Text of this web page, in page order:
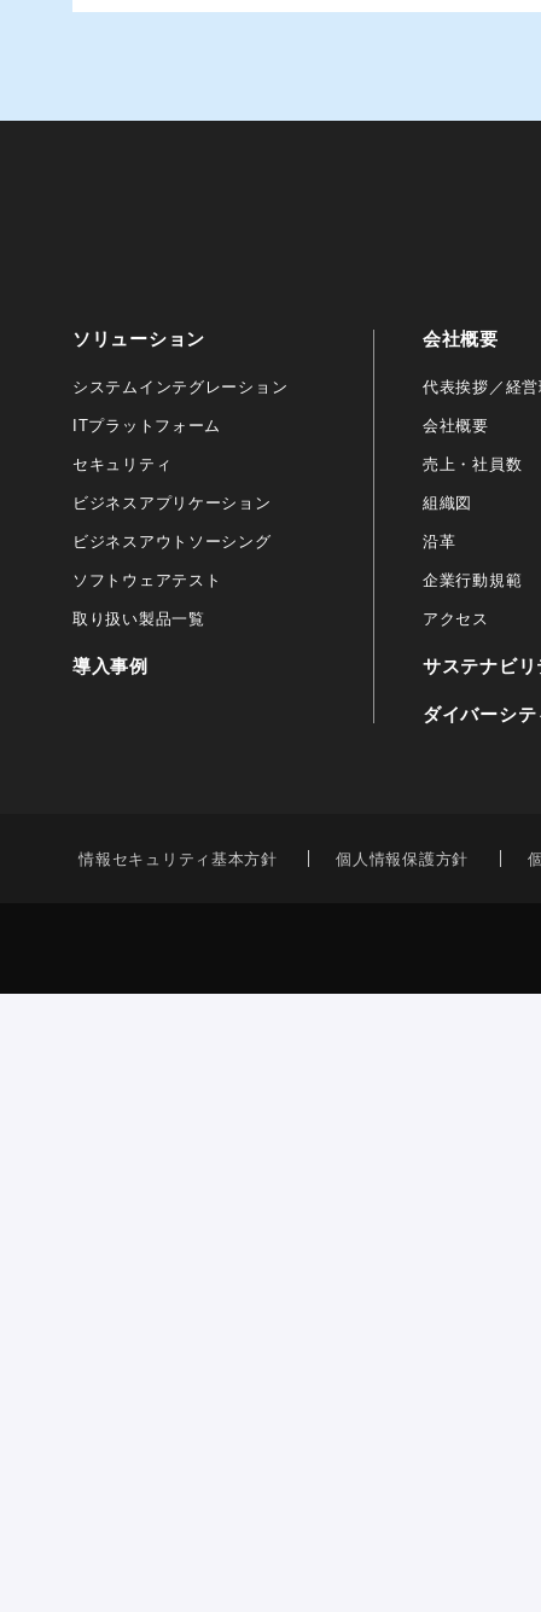
ソリューション
システムインテグレーション
ITプラットフォーム
セキュリティ
ビジネスアプリケーション
ビジネスアウトソーシング
ソフトウェアテスト
取り扱い製品一覧
導入事例
会社概要
代表挨拶／経
会社概要
売上・社員数
組織図
沿革
企業行動規範
アクセス
サステナビリ
ダイバーシ
情報セキュリティ基本方針 個人情報保護方針